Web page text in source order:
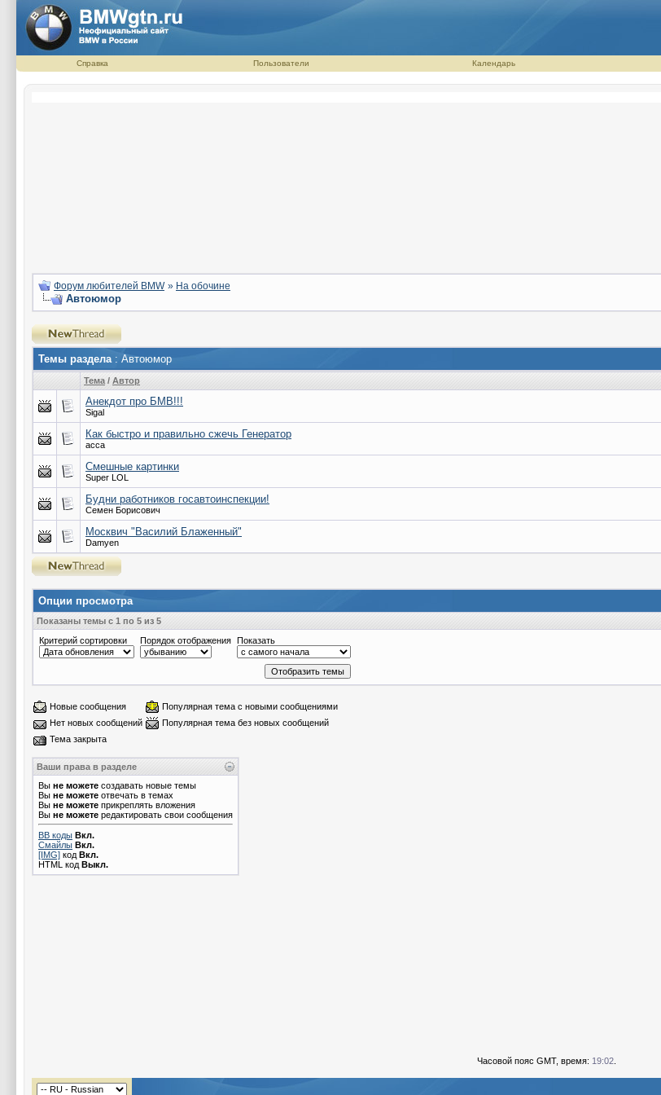
Справка Пользователи Календарь
Форум любителей BMW » На обочине
Автоюмор
Темы раздела : Автоюмор
Тема / Автор
Анекдот про БМВ!!!
Sigal
Как быстро и правильно сжечь Генератор
acca
Смешные картинки
Super LOL
Будни работников госавтоинспекции!
Семен Борисович
Москвич "Василий Блаженный"
Damyen
Опции просмотра
Показаны темы с 1 по 5 из 5
Критерий сортировки
Порядок отображения Показать
Новые сообщения
Популярная тема с новыми сообщениями
Нет новых сообщений
Популярная тема без новых сообщений
Тема закрыта
Ваши права в разделе
Вы не можете создавать новые темы
Вы не можете отвечать в темах
Вы не можете прикреплять вложения
Вы не можете редактировать свои сообщения
BB коды Вкл.
Смайлы Вкл.
[IMG] код Вкл.
HTML код Выкл.
Часовой пояс GMT, время: 19:02